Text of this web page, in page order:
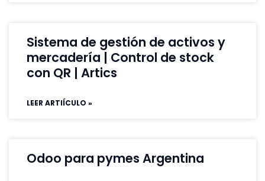
Sistema de gestión de activos y
mercadería | Control de stock
con QR | Artics
LEER ARTIÍCULO »
Odoo para pymes Argentina